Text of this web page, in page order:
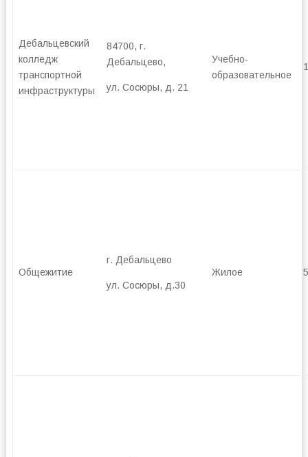
Дебальцевский
колледж
транспортной
инфраструктуры
84700, г.
Дебальцево,
ул. Сосюры, д. 21
Учебно-
образовательное
Общежитие
г. Дебальцево
ул. Сосюры, д.30
Жилое